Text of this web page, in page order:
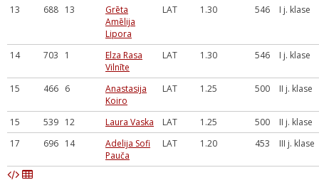
13
688 13
Grēta
Amēlija
Lipora
LAT 1.30 546 I j. klase
14 703 1
Elza Rasa
Vilnīte
LAT 1.30 546 I j. klase
15 466 6
Anastasija
Koiro
LAT 1.25 500 II j. klase
15 539 12 Laura Vaska LAT 1.25 500
II j. klase
17
696 14
Adelija Sofi
Pauča
LAT 1.20 453 III j. klase